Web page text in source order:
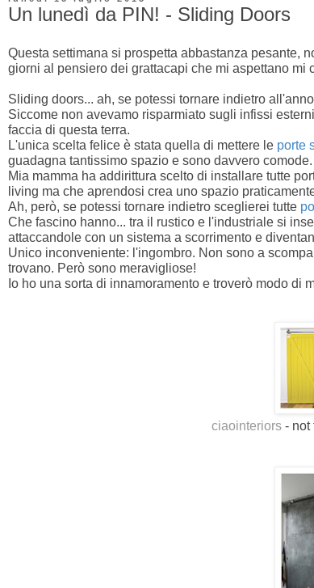
Un lunedì da PIN! - Sliding Doors
Questa settimana si prospetta abbastanza pesante,
giorni al pensiero dei grattacapi che mi aspettano mi
Sliding doors... ah, se potessi tornare indietro
Siccome non avevamo risparmiato sugli infissi
faccia di questa terra.
L'unica scelta felice è stata quella di mettere le porte
guadagna tantissimo spazio e sono davvero comode.
Mia mamma ha addirittura scelto di installare tutte
living ma che aprendosi crea uno spazio
Ah, però, se potessi tornare indietro sceglierei tutte
Che fascino hanno... tra il rustico e l'industriale si
attaccandole con un sistema a scorrimento e
Unico inconveniente: l'ingombro. Non sono a
trovano. Però sono meravigliose!
Io ho una sorta di innamoramento e troverò modo di
ciaointeriors- not